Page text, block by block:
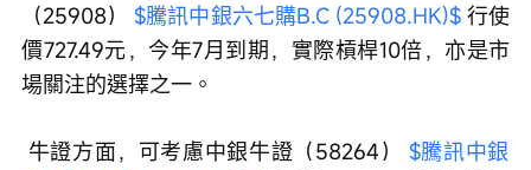
（25908） $騰訊中銀六七購B.C (25908.HK)$ 行使
價727.49元，今年7月到期，實際槓桿10倍，亦是市
場關注的選擇之一。
牛證方面，可考慮中銀牛證（58264） $騰訊中銀